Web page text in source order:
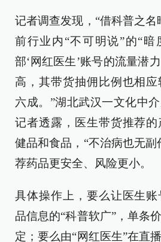
记者调查发现，“借科普之名
前行业内“不可明说”的“暗
部‘网红医生’账号的流量潜
高，其带货抽佣比例也相应
六成。”湖北武汉一文化中
记者透露，医生带货推荐
健品和食品，“不治病也无副
荐药品更安全、风险更小。
具体操作上，要么让医生
品信息的“科普软广”，单条
定；要么由“网红医生”在直